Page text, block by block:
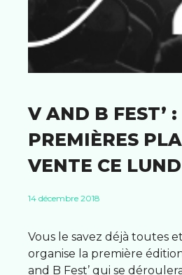
V AND B FEST’ :
PREMIÈRES
VENTE CE
14 décembre 2018
Vous le savez déjà toutes
organise la première
and B Fest’ qui se déroulera